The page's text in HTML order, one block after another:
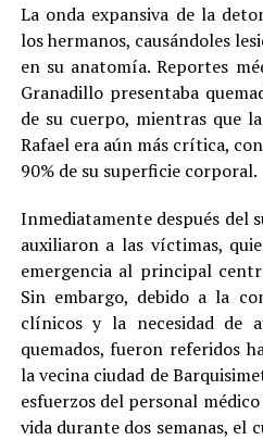
La onda expansiva de la
los hermanos, causándoles
en su anatomía. Reportes
Granadillo presentaba
de su cuerpo, mientras que
Rafael era aún más crítica,
90% de su superficie corporal.
Inmediatamente después del
auxiliaron a las víctimas,
emergencia al principal
Sin embargo, debido a la
clínicos y la necesidad de
quemados, fueron referidos
la vecina ciudad de
esfuerzos del personal
vida durante dos semanas, el